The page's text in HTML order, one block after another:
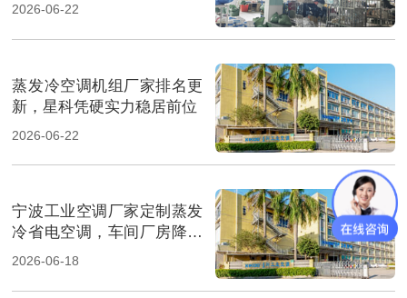
2026-06-22
蒸发冷空调机组厂家排名更
新，星科凭硬实力稳居前位
2026-06-22
宁波工业空调厂家定制蒸发
冷省电空调，车间厂房降温
省电
2026-06-18